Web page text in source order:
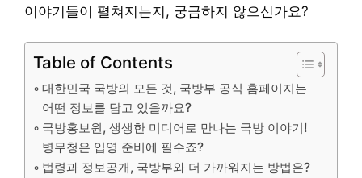
이야기들이 펼쳐지는지, 궁금하지 않으신가요?
Table of Contents
대한민국 국방의 모든 것, 국방부 공식 홈페이지는
어떤 정보를 담고 있을까요?
국방홍보원, 생생한 미디어로 만나는 국방 이야기!
병무청은 입영 준비에 필수죠?
법령과 정보공개, 국방부와 더 가까워지는 방법은?